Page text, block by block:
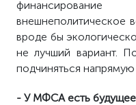
финансирование
внешнеполитическое
вроде бы
не лучший вариант.
подчиняться напрямую
- У МФСА есть